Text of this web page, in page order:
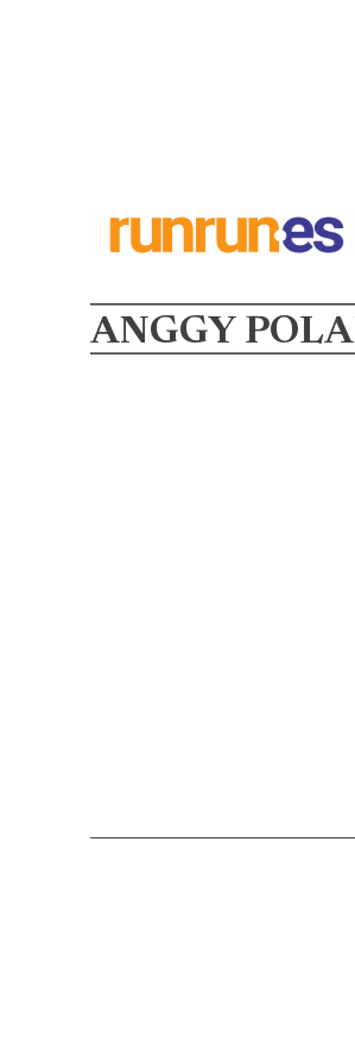
ANGGY